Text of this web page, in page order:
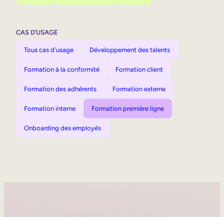
CAS D’USAGE
Tous cas d'usage Développement des talents
Formation à la conformité Formation client
Formation des adhérents Formation externe
Formation interne Formation première ligne
Onboarding des employés